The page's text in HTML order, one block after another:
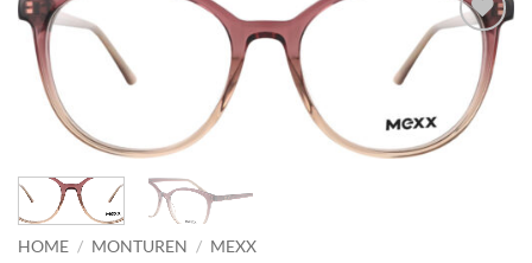
Toevoegen
verlanglijst
HOME / MONTUREN / MEXX